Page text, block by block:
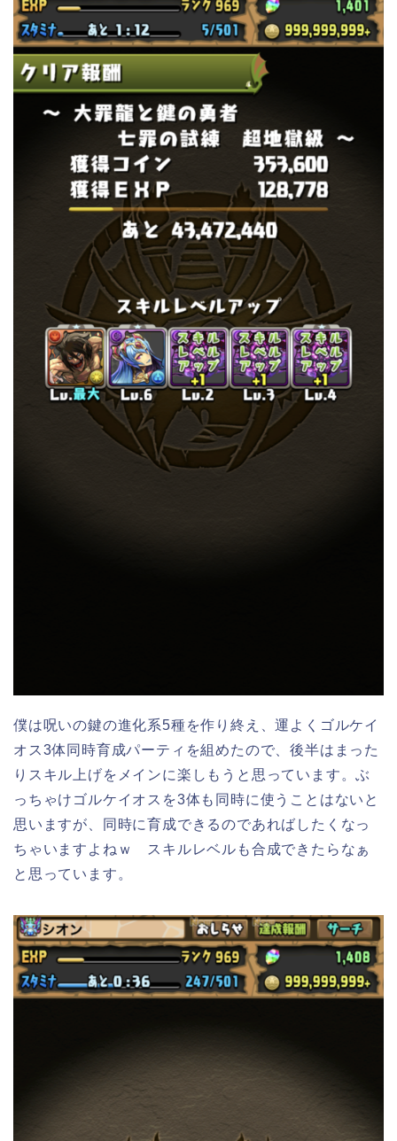
僕は呪いの鍵の進化系5種を作り終え、運よくゴルケイ
オス3体同時育成パーティを組めたので、後半はまった
りスキル上げをメインに楽しもうと思っています。ぶ
っちゃけゴルケイオスを3体も同時に使うことはないと
思いますが、同時に育成できるのであればしたくなっ
ちゃいますよねｗ スキルレベルも合成できたらなぁ
と思っています。